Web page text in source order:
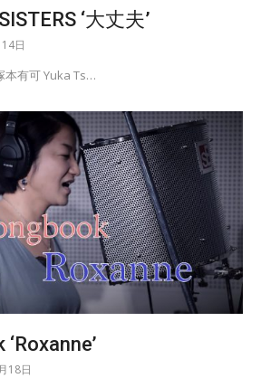
‘大丈夫’
日
本有可 Yuka Ts…
18日